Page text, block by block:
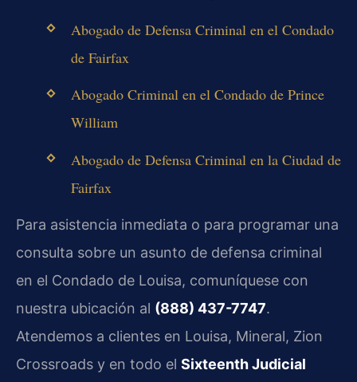
Abogado de Defensa Criminal en el Condado
de Fairfax
Abogado Criminal en el Condado de Prince
William
Abogado de Defensa Criminal en la Ciudad de
Fairfax
Para asistencia inmediata o para programar una
consulta sobre un asunto de defensa criminal
en el Condado de Louisa, comuníquese con
nuestra ubicación al (888) 437-7747.
Atendemos a clientes en Louisa, Mineral, Zion
Crossroads y en todo el Sixteenth Judicial